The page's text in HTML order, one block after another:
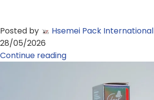
Posted by
Hsemei Pack International
28/05/2026
Continue reading